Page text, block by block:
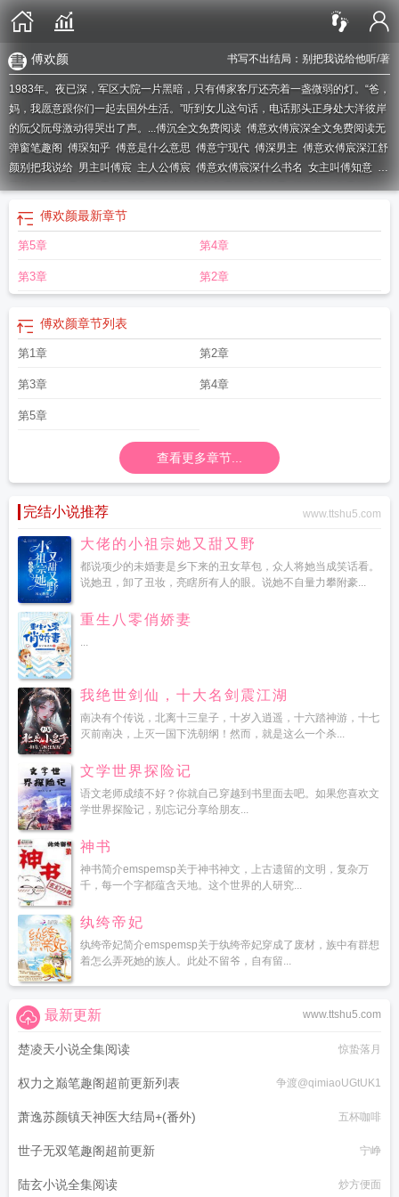
书写不出结局：别把我说给他听/著
傅欢颜
1983年。夜已深，军区大院一片黑暗，只有傅家客厅还亮着一盏微弱的灯。“爸，
妈，我愿意跟你们一起去国外生活。”听到女儿这句话，电话那头正身处大洋彼岸
的阮父阮母激动得哭出了声。...傅沉全文免费阅读 傅意欢傅宸深全文免费阅读无
弹窗笔趣阁 傅琛知乎 傅意是什么意思 傅意宁现代 傅深男主 傅意欢傅宸深江舒
颜别把我说给 男主叫傅宸 主人公傅宸 傅意欢傅宸深什么书名 女主叫傅知意 傅
臣时欢傅深是什么里的傅意欢傅宸深全文免费阅读大结局傅沉宁欢免费阅
女主傅意宁 傅意欢傅宸深大结局免费
傅宸深结局
趣阁傅深的 余生不再见青禾免费阅读
傅欢颜最新章节
第5章 第4章
第3章 第2章
傅欢颜章节列表
第1章 第2章
第3章 第4章
第5章
查看更多章节...
完结小说推荐 www.ttshu5.com
大佬的小祖宗她又甜又野
都说项少的未婚妻是乡下来的丑女草包，众人将她当成笑话看。
说她丑，卸了丑妆，亮瞎所有人的眼。说她不自量力攀附豪...
重生八零俏娇妻
...
我绝世剑仙，十大名剑震江湖
南决有个传说，北离十三皇子，十岁入逍遥，十六踏神游，十七
灭前南决，上灭一国下洗朝纲！然而，就是这么一个杀...
文学世界探险记
语文老师成绩不好？你就自己穿越到书里面去吧。如果您喜欢文
学世界探险记，别忘记分享给朋友...
神书
神书简介emspemsp关于神书神文，上古遗留的文明，复杂万
千，每一个字都蕴含天地。这个世界的人研究...
纨绔帝妃
纨绔帝妃简介emspemsp关于纨绔帝妃穿成了废材，族中有群想
着怎么弄死她的族人。此处不留爷，自有留...
www.ttshu5.com
最新更新
楚凌天小说全集阅读 惊蛰落月
权力之巅笔趣阁超前更新列表 争渡@qimiaoUGtUK1
萧逸苏颜镇天神医大结局+(番外) 五杯咖啡
世子无双笔趣阁超前更新 宁峥
陆玄小说全集阅读 炒方便面